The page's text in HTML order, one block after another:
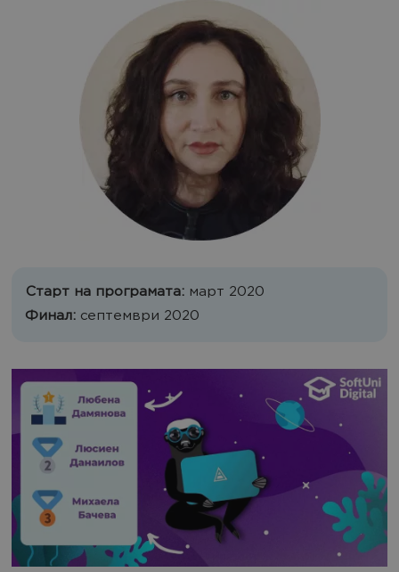
Старт на програмата: март 2020
Финал: септември 2020